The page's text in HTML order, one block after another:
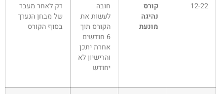
12-22
קורס
נהיגה
מונעת
חובה
לעשות את
הקורס תוך
6 חודשים
אחרת יתכן
והרישיון לא
יחודש
רק לאחר מעבר
של מבחן הנערך
בסוף הקורס